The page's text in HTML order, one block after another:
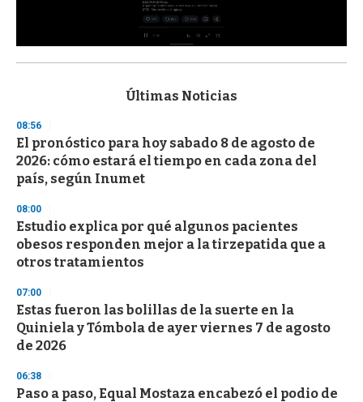
s
d
s
o
f
3
s
e
c
o
n
Últimas Noticias
08:56
El pronóstico para hoy sabado 8 de agosto de
2026: cómo estará el tiempo en cada zona del
país, según Inumet
08:00
Estudio explica por qué algunos pacientes
obesos responden mejor a la tirzepatida que a
otros tratamientos
07:00
Estas fueron las bolillas de la suerte en la
Quiniela y Tómbola de ayer viernes 7 de agosto
de 2026
06:38
Paso a paso, Equal Mostaza encabezó el podio de